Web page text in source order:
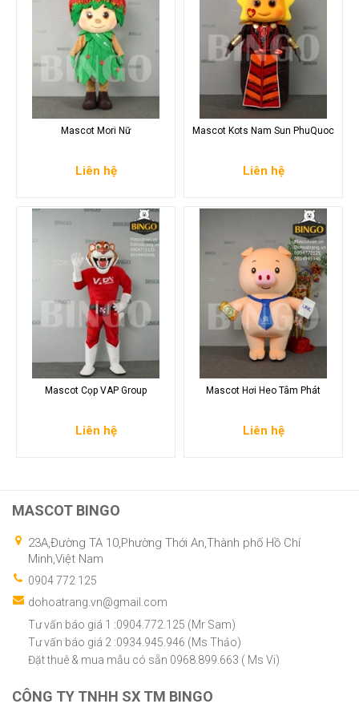
Mascot Mori Nữ
Liên hệ
Mascot Kots Nam Sun PhuQuoc
Liên hệ
Mascot Cọp VAP Group
Liên hệ
Mascot Hơi Heo Tâm Phát
Liên hệ
MASCOT BINGO
23A,Đường TA 10,Phường Thới An,Thành phố Hồ Chí
Minh,Việt Nam
0904 772 125
dohoatrang.vn@gmail.com
Tư vấn báo giá 1 :0904.772.125 (Mr Sam)
Tư vấn báo giá 2 :0934.945.946 (Ms Thảo)
Đặt thuê & mua mẫu có sẵn 0968.899.663 ( Ms Vi)
CÔNG TY TNHH SX TM BINGO